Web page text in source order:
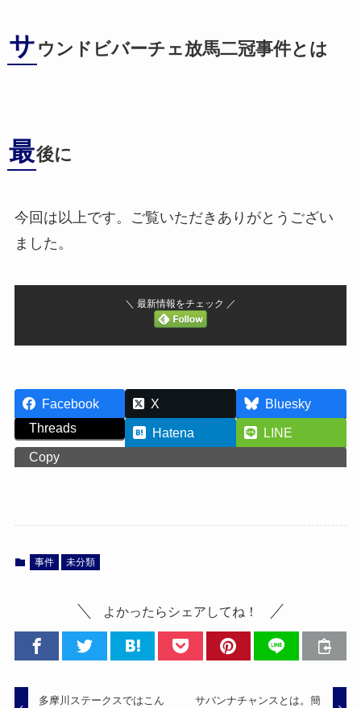
サ ウンドビバーチェ放馬二冠事件とは
最後に
今回は以上です。ご覧いただきありがとうござい
ました。
＼ 最新情報をチェック ／
Facebook X
Bluesky
Threads
Hatena
LINE
Copy
事件 未分類
よかったらシェアしてね！
多摩川ステークスではこん
サバンナチャンスとは。簡